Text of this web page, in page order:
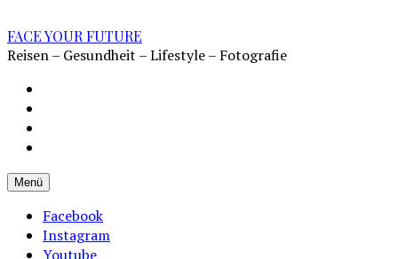
Inhalt
überspringen
FACE YOUR FUTURE
Reisen – Gesundheit – Lifestyle – Fotografie
(EU)
Menü
Facebook
Instagram
Youtube